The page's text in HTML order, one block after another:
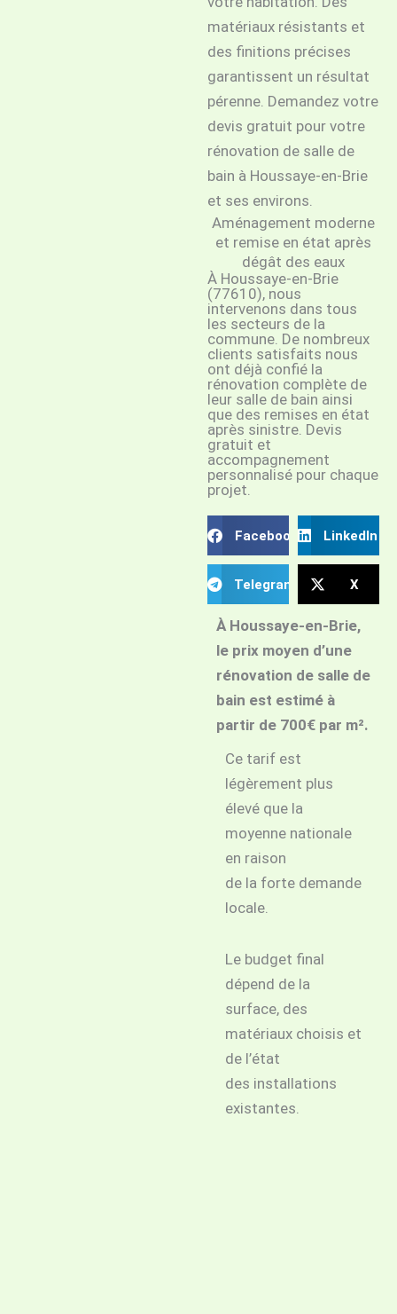
matériaux résistants et
des finitions précises
garantissent un résultat
pérenne. Demandez votre
devis gratuit pour votre
rénovation de salle de
bain à Houssaye-en-Brie
et ses environs.
Aménagement moderne
et remise en état après
dégât des eaux
À Houssaye-en-Brie
(77610), nous
intervenons dans tous
les secteurs de la
commune. De nombreux
clients satisfaits nous
ont déjà confié la
rénovation complète de
leur salle de bain ainsi
que des remises en état
après sinistre. Devis
gratuit et
accompagnement
personnalisé pour chaque
projet.
Facebook LinkedIn
Telegram X
À Houssaye-en-Brie,
le prix moyen d’une
rénovation de salle de
bain est estimé à
partir de 700€ par m².
Ce tarif est
légèrement plus
élevé que la
moyenne nationale
en raison
de la forte demande
locale.
Le budget final
dépend de la
surface, des
matériaux choisis et
de l’état
des installations
existantes.